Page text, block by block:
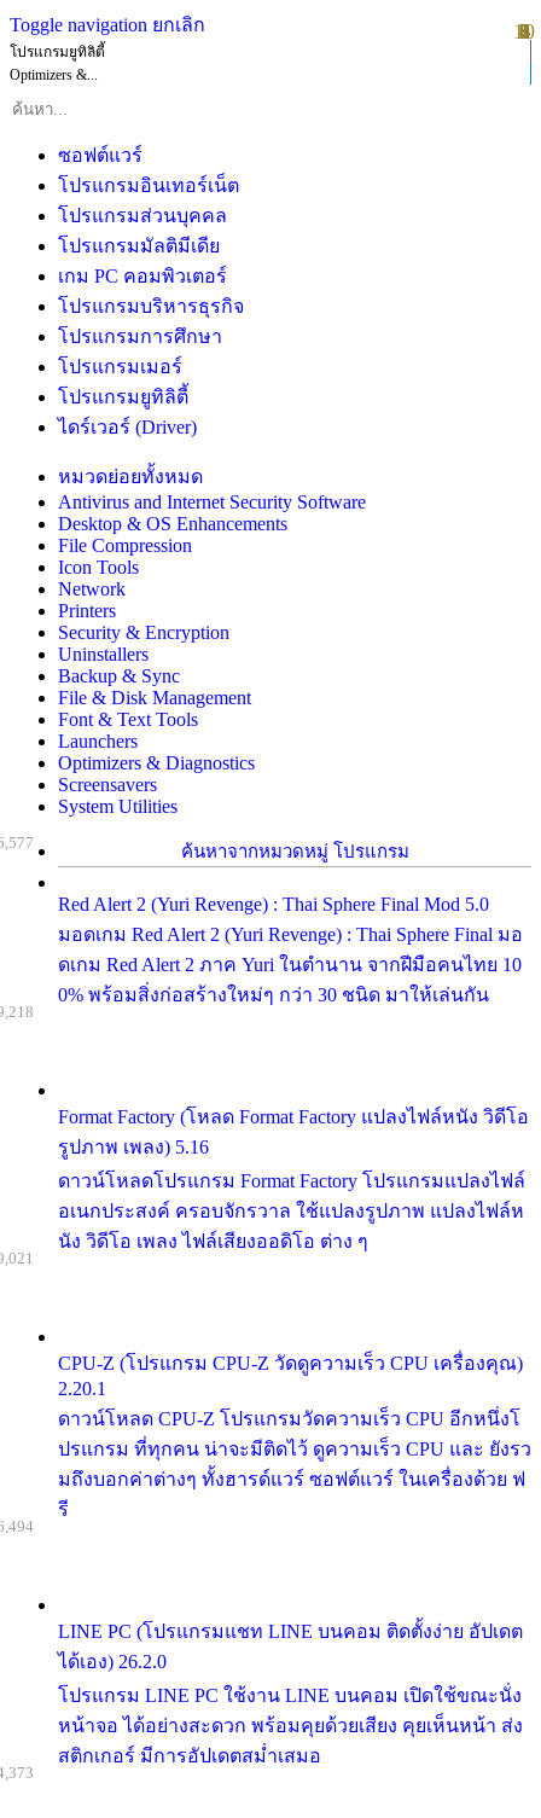
Toggle navigation ยกเลิก
โปรแกรมยูทิลิตี้
Optimizers &...
ซอฟต์แวร์
โปรแกรมอินเทอร์เน็ต
โปรแกรมส่วนบุคคล
โปรแกรมมัลติมีเดีย
เกม PC คอมพิวเตอร์
โปรแกรมบริหารธุรกิจ
โปรแกรมการศึกษา
โปรแกรมเมอร์
โปรแกรมยูทิลิตี้
ไดร์เวอร์ (Driver)
หมวดย่อยทั้งหมด
Antivirus and Internet Security Software
Desktop & OS Enhancements
File Compression
Icon Tools
Network
Printers
Security & Encryption
Uninstallers
Backup & Sync
File & Disk Management
Font & Text Tools
Launchers
Optimizers & Diagnostics
Screensavers
System Utilities
ค้นหาจากหมวดหมู่ โปรแกรม
Red Alert 2 (Yuri Revenge) : Thai Sphere Final Mod 5.0
มอดเกม Red Alert 2 (Yuri Revenge) : Thai Sphere Final มอ
ดเกม Red Alert 2 ภาค Yuri ในตำนาน จากฝีมือคนไทย 10
0% พร้อมสิ่งก่อสร้างใหม่ๆ กว่า 30 ชนิด มาให้เล่นกัน
Format Factory (โหลด Format Factory แปลงไฟล์หนัง วิดีโอ
รูปภาพ เพลง) 5.16
ดาวน์โหลดโปรแกรม Format Factory โปรแกรมแปลงไฟล์
อเนกประสงค์ ครอบจักรวาล ใช้แปลงรูปภาพ แปลงไฟล์ห
นัง วิดีโอ เพลง ไฟล์เสียงออดิโอ ต่าง ๆ
CPU-Z (โปรแกรม CPU-Z วัดดูความเร็ว CPU เครื่องคุณ)
2.20.1
ดาวน์โหลด CPU-Z โปรแกรมวัดความเร็ว CPU อีกหนึ่งโ
ปรแกรม ที่ทุกคน น่าจะมีติดไว้ ดูความเร็ว CPU และ ยังรว
มถึงบอกค่าต่างๆ ทั้งฮารด์แวร์ ซอฟต์แวร์ ในเครื่องด้วย ฟ
รี
LINE PC (โปรแกรมแชท LINE บนคอม ติดตั้งง่าย อัปเดต
ได้เอง) 26.2.0
โปรแกรม LINE PC ใช้งาน LINE บนคอม เปิดใช้ขณะนั่ง
หน้าจอ ได้อย่างสะดวก พร้อมคุยด้วยเสียง คุยเห็นหน้า ส่ง
สติกเกอร์ มีการอัปเดตสม่ำเสมอ
1
2
3
4
5
6
7
8
9
10